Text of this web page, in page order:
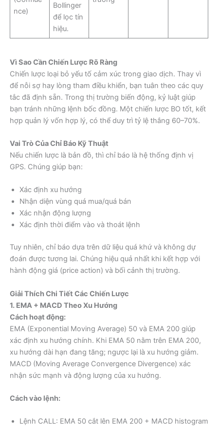
nce)
Bollinger
để lọc tín
hiệu.
Vì Sao Cần Chiến Lược Rõ Ràng
Chiến lược loại bỏ yếu tố cảm xúc trong giao dịch. Thay vì
để nỗi sợ hay lòng tham điều khiển, bạn tuân theo các quy
tắc đã định sẵn. Trong thị trường biến động, kỷ luật giúp
bạn tránh những lệnh bốc đồng. Một chiến lược BO tốt, kết
hợp quản lý vốn hợp lý, có thể duy trì tỷ lệ thắng 60–70%.
Vai Trò Của Chỉ Báo Kỹ Thuật
Nếu chiến lược là bản đồ, thì chỉ báo là hệ thống định vị
GPS. Chúng giúp bạn:
Xác định xu hướng
Nhận diện vùng quá mua/quá bán
Xác nhận động lượng
Xác định thời điểm vào và thoát lệnh
Tuy nhiên, chỉ báo dựa trên dữ liệu quá khứ và không dự
đoán được tương lai. Chúng hiệu quả nhất khi kết hợp với
hành động giá (price action) và bối cảnh thị trường.
Giải Thích Chi Tiết Các Chiến Lược
1. EMA + MACD Theo Xu Hướng
Cách hoạt động:
EMA (Exponential Moving Average) 50 và EMA 200 giúp
xác định xu hướng chính. Khi EMA 50 nằm trên EMA 200,
xu hướng dài hạn đang tăng; ngược lại là xu hướng giảm.
MACD (Moving Average Convergence Divergence) xác
nhận sức mạnh và động lượng của xu hướng.
Cách vào lệnh:
Lệnh CALL: EMA 50 cắt lên EMA 200 + MACD histogram